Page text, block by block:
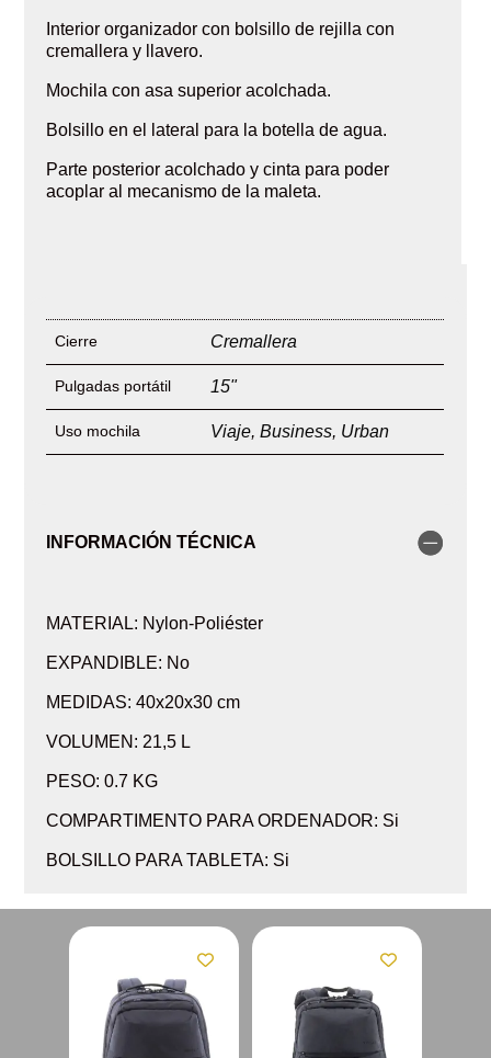
Interior organizador con bolsillo de rejilla con
cremallera y llavero.
Mochila con asa superior acolchada.
Bolsillo en el lateral para la botella de agua.
Parte posterior acolchado y cinta para poder
acoplar al mecanismo de la maleta.
Cierre Cremallera
Pulgadas portátil 15"
Uso mochila Viaje,Business, Urban
INFORMACIÓN TÉCNICA
MATERIAL: Nylon-Poliéster
EXPANDIBLE: No
MEDIDAS: 40x20x30 cm
VOLUMEN: 21,5 L
PESO: 0.7 KG
COMPARTIMENTO PARA ORDENADOR: Si
BOLSILLO PARA TABLETA: Si